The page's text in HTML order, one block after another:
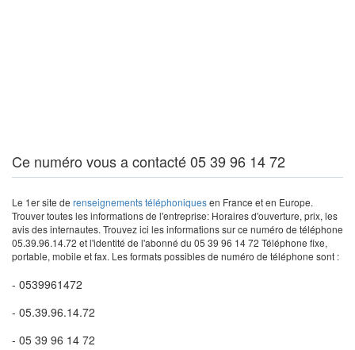
Ce numéro vous a contacté 05 39 96 14 72
Le 1er site de renseignements téléphoniquesen France et en Europe.
Trouver toutes les informations de l'entreprise: Horaires d'ouverture, prix, les
avis des internautes. Trouvez ici les informations sur ce numéro de téléphone
05.39.96.14.72 et l'identité de l'abonné du 05 39 96 14 72 Téléphone fixe,
portable, mobile et fax. Les formats possibles de numéro de téléphone sont :
- 0539961472
- 05.39.96.14.72
- 05 39 96 14 72